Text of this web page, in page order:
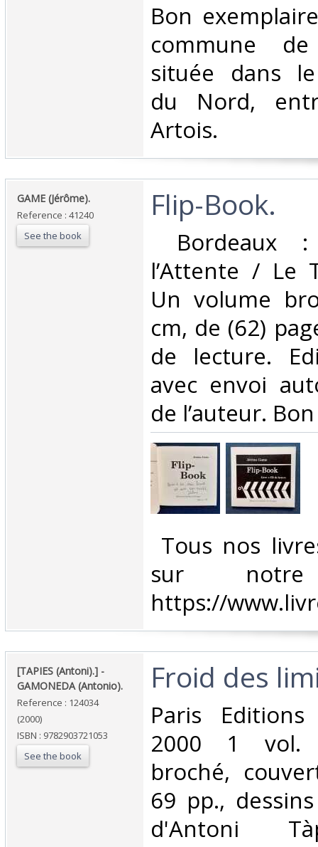
‎Bon
commune
située dans
du Nord,
Artois.‎
‎GAME (Jérôme). ‎
Reference : 41240
See the book
‎Flip-Book. ‎
Bordeaux
l’Attente / Le
Un volume
cm, de (62)
de lecture.
avec envoi
de l’auteur.
Tous nos
sur
https://
‎[TAPIES (Antoni).] - ‎
‎GAMONEDA (Antonio).‎
Reference : 124034
(2000)
ISBN : 9782903721053
See the book
‎Froid des
‎Paris
2000 1 vol.
broché,
69 pp.,
d'Antoni